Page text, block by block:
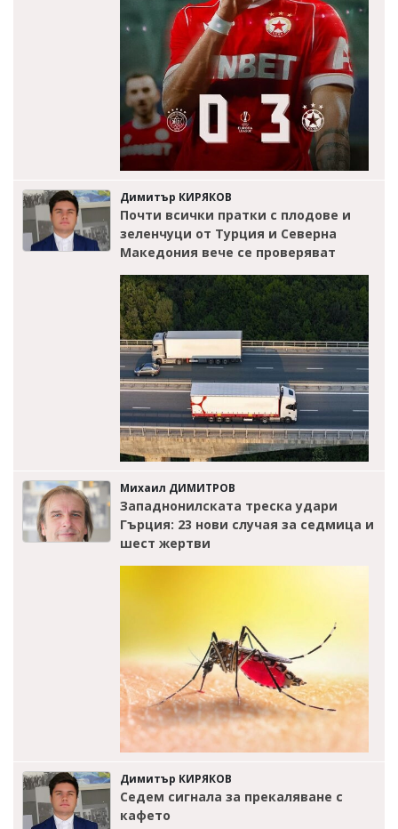
Димитър КИРЯКОВ
Почти всички пратки с плодове и
зеленчуци от Турция и Северна
Македония вече се проверяват
Михаил ДИМИТРОВ
Западнонилската треска удари
Гърция: 23 нови случая за седмица и
шест жертви
Димитър КИРЯКОВ
Седем сигнала за прекаляване с
кафето